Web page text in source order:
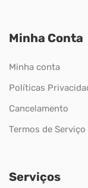
Minha Conta
Minha conta
Políticas
Cancelamento
Termos de Serviço
Serviços